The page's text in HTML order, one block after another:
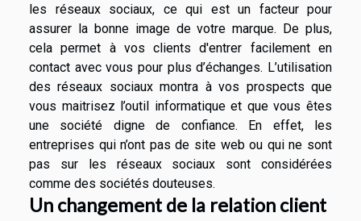
les réseaux sociaux, ce qui est un facteur pour
assurer la bonne image de votre marque. De plus,
cela permet à vos clients d'entrer facilement en
contact avec vous pour plus d’échanges. L’utilisation
des réseaux sociaux montra à vos prospects que
vous maitrisez l’outil informatique et que vous êtes
une société digne de confiance. En effet, les
entreprises qui n’ont pas de site web ou qui ne sont
pas sur les réseaux sociaux sont considérées
comme des sociétés douteuses.
Un changement de la relation client